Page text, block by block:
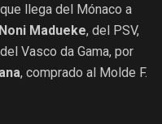
llega del Mónaco a
Noni Madueke, del PSV,
Vasco da Gama, por
, comprado al Molde F.